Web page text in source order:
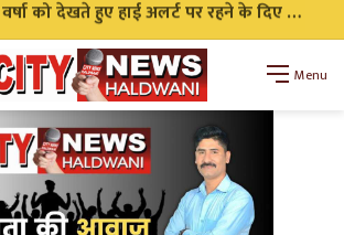
सीएम धामी ने भारी वर्षा को देखते हुए हाई अलर्ट पर रहने के दिए निर्देश सभी एजेंसी को किया अलर्ट
Menu